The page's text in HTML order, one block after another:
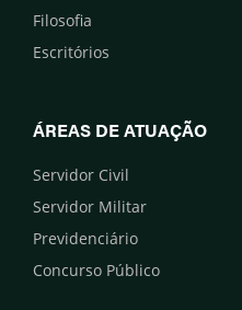
Filosofia
Escritórios
ÁREAS DE ATUAÇÃO
Servidor Civil
Servidor Militar
Previdenciário
Concurso Público